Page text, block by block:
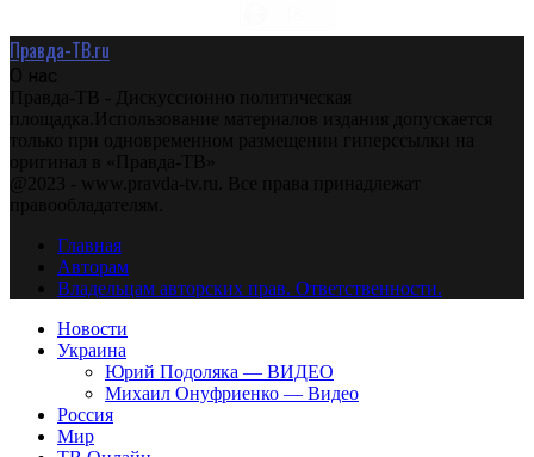
Правда-ТВ.ru
О нас
Правда-ТВ - Дискуссионно политическая
площадка.Использование материалов издания допускается
только при одновременном размещении гиперссылки на
оригинал в «Правда-ТВ»
@2023 - www.pravda-tv.ru. Все права принадлежат
правообладателям.
Главная
Авторам
Владельцам авторских прав. Ответственности.
Новости
Украина
Юрий Подоляка — ВИДЕО
Михаил Онуфриенко — Видео
Россия
Мир